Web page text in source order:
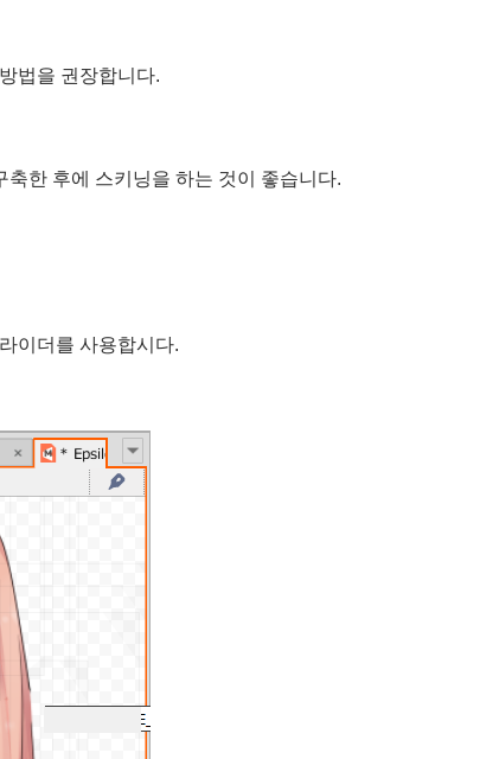
법을 권장합니다.
한 후에 스키닝을 하는 것이 좋습니다.
이더를 사용합시다.